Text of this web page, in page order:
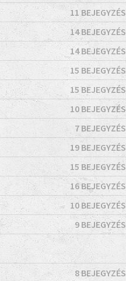
11 BEJEGYZÉS
14 BEJEGYZÉS
14 BEJEGYZÉS
15 BEJEGYZÉS
15 BEJEGYZÉS
10 BEJEGYZÉS
7 BEJEGYZÉS
19 BEJEGYZÉS
15 BEJEGYZÉS
16 BEJEGYZÉS
10 BEJEGYZÉS
9 BEJEGYZÉS
8 BEJEGYZÉS